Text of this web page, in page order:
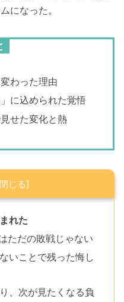
になった。
わった理由
に込められた覚悟
せた変化と熱
れた
ただの敗戦じゃない
いことで残った悔し
、次が見たくなる負